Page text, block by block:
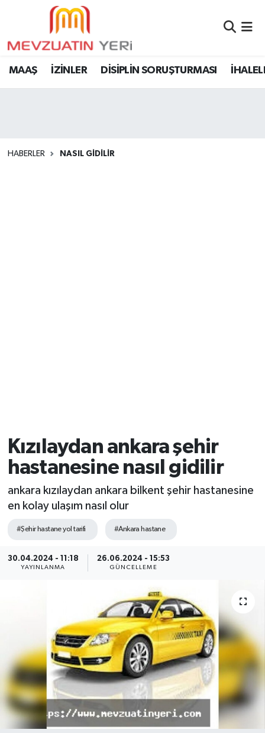
MAAŞ İZİNLER DİSİPLİN SORUŞTURMASI
HABERLER NASIL GIDILIR
Kızılaydan ankara şehir
hastanesine nasıl gidilir
ankara kızılaydan ankara bilkent şehir hastanesine
en kolay ulaşım nasıl olur
#Şehir hastane yol tarifi #Ankara hastane
30.04.2024 - 11:18
YAYINLANMA
26.06.2024 - 15:53
GÜNCELLEME